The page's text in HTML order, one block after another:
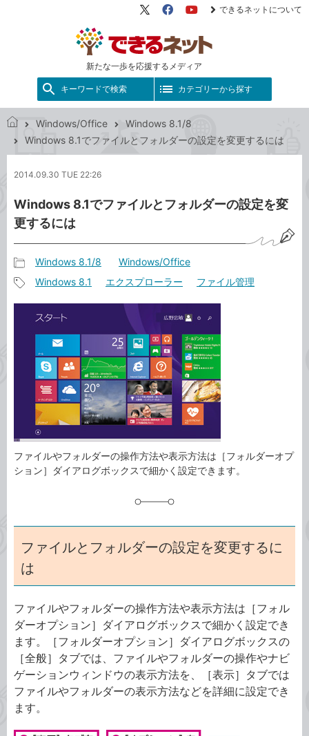
新たな一歩を応援するメディア
X（旧
FacebookYouTube
できるネットについて
キーワードで検索 カテゴリーから探す
で
ネ
ト
Windows/Office
Windows 8.1/8
Windows 8.1でファイルとフォルダーの設定を変更するには
2014.09.30 TUE 22:26
Windows 8.1でファイルとフォルダーの設定を変
更するには
事
カ
テ
リ
Windows 8.1/8 Windows/Office
Windows 8.1 エクスプローラー ファイル管理
ファイルやフォルダーの操作方法や表示方法は［フォルダーオプ
ション］ダイアログボックスで細かく設定できます。
ファイルとフォルダーの設定を変更するに
は
ファイルやフォルダーの操作方法や表示方法は［フォル
ダーオプション］ダイアログボックスで細かく設定でき
ます。［フォルダーオプション］ダイアログボックスの
［全般］タブでは、ファイルやフォルダーの操作やナビ
ゲーションウィンドウの表示方法を、［表示］タブでは
ファイルやフォルダーの表示方法などを詳細に設定でき
ます。